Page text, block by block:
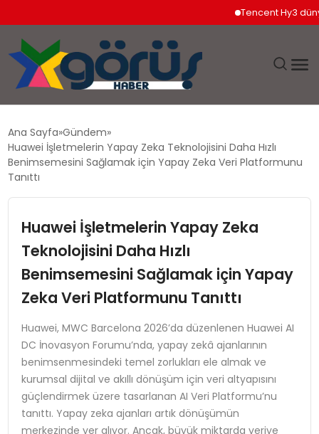
Tencent Hy3 dünya
EKONOMI
GÜNDEM
MAGAZIN
SAĞLIK
TEKNOLOJI
YAŞAM
Ana Sayfa Gündem
Huawei İşletmelerin Yapay Zeka Teknolojisini Daha Hızlı
Benimsemesini Sağlamak için Yapay Zeka Veri Platformunu
Tanıttı
Huawei İşletmelerin Yapay Zeka
Teknolojisini Daha Hızlı
Benimsemesini Sağlamak için Yapay
Zeka Veri Platformunu Tanıttı
Huawei, MWC Barcelona 2026’da düzenlenen Huawei AI
DC İnovasyon Forumu’nda, yapay zekâ ajanlarının
benimsenmesindeki temel zorlukları ele almak ve
kurumsal dijital ve akıllı dönüşüm için veri altyapısını
güçlendirmek üzere tasarlanan AI Veri Platformu’nu
tanıttı. Yapay zeka ajanları artık dönüşümün
merkezinde yer alıyor. Ancak, büyük miktarda veriye